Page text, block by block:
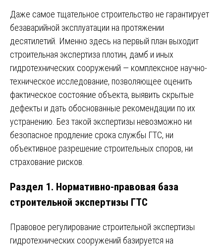
Даже самое тщательное строительство не гарантирует
безаварийной эксплуатации на протяжении
десятилетий. Именно здесь на первый план выходит
строительная экспертиза плотин, дамб и иных
гидротехнических сооружений — комплексное научно-
техническое исследование, позволяющее оценить
фактическое состояние объекта, выявить скрытые
дефекты и дать обоснованные рекомендации по их
устранению. Без такой экспертизы невозможно ни
безопасное продление срока службы ГТС, ни
объективное разрешение строительных споров, ни
страхование рисков.
Раздел 1. Нормативно-правовая база
строительной экспертизы ГТС
Правовое регулирование строительной экспертизы
гидротехнических сооружений базируется на